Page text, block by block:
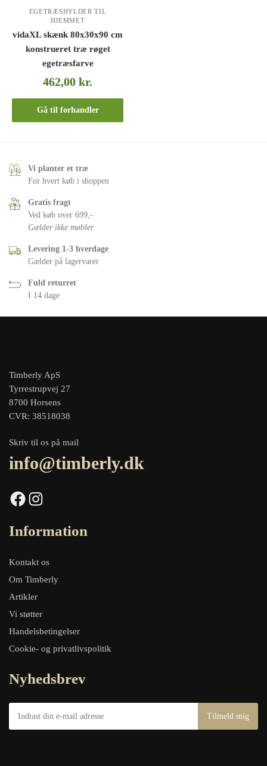
EGETRÆSHYLDER TIL
HJEMMET
vidaXL skænk 80x30x90 cm
konstrueret træ røget
egetræsfarve
462,00kr.
Gå til forhandler
Vi planter et træ
For hvert køb i shoppen
Gratis fragt
Ved køb over 699,-
Gælder ikke møbler
Levering 1-3 hverdage
Gælder på lagervarer
Fuld returret
I 14 dage
Timberly ApS
Tyrrestrupvej 27
8700 Horsens
CVR: 38518038
Skriv til os på mail
info@timberly.dk
Facebook Instagram
Information
Kontakt os
Om Timberly
Artikler
Vi støtter
Handelsbetingelser
Cookie- og privatlivspolitik
Nyhedsbrev